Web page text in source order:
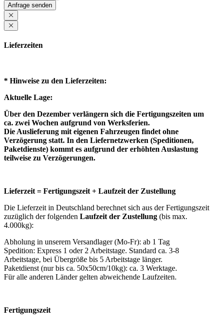
Loading...
Anfrage senden
Lieferzeiten
* Hinweise zu den Lieferzeiten:
Aktuelle Lage:
Über den Dezember verlängern sich die Fertigungszeiten um
ca. zwei Wochen aufgrund von Werksferien.
Die Auslieferung mit eigenen Fahrzeugen findet ohne
Verzögerung statt. In den Liefernetzwerken (Speditionen,
Paketdienste) kommt es aufgrund der erhöhten Auslastung
teilweise zu Verzögerungen.
Lieferzeit = Fertigungszeit + Laufzeit der Zustellung
Die Lieferzeit in Deutschland berechnet sich aus der Fertigungszeit
zuzüglich der folgenden Laufzeit der Zustellung (bis max.
4.000kg):
Abholung in unserem Versandlager (Mo-Fr): ab 1 Tag
Spedition: Express 1 oder 2 Arbeitstage. Standard ca. 3-8
Arbeitstage, bei Übergröße bis 5 Arbeitstage länger.
Paketdienst (nur bis ca. 50x50cm/10kg): ca. 3 Werktage.
Für alle anderen Länder gelten abweichende Laufzeiten.
Fertigungszeit